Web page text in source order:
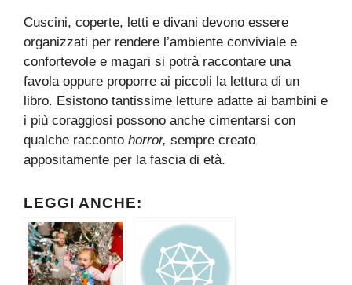
Cuscini, coperte, letti e divani devono essere
organizzati per rendere l’ambiente conviviale e
confortevole e magari si potrà raccontare una
favola oppure proporre ai piccoli la lettura di un
libro. Esistono tantissime letture adatte ai bambini e
i più coraggiosi possono anche cimentarsi con
qualche racconto horror, sempre creato
appositamente per la fascia di età.
LEGGI ANCHE: